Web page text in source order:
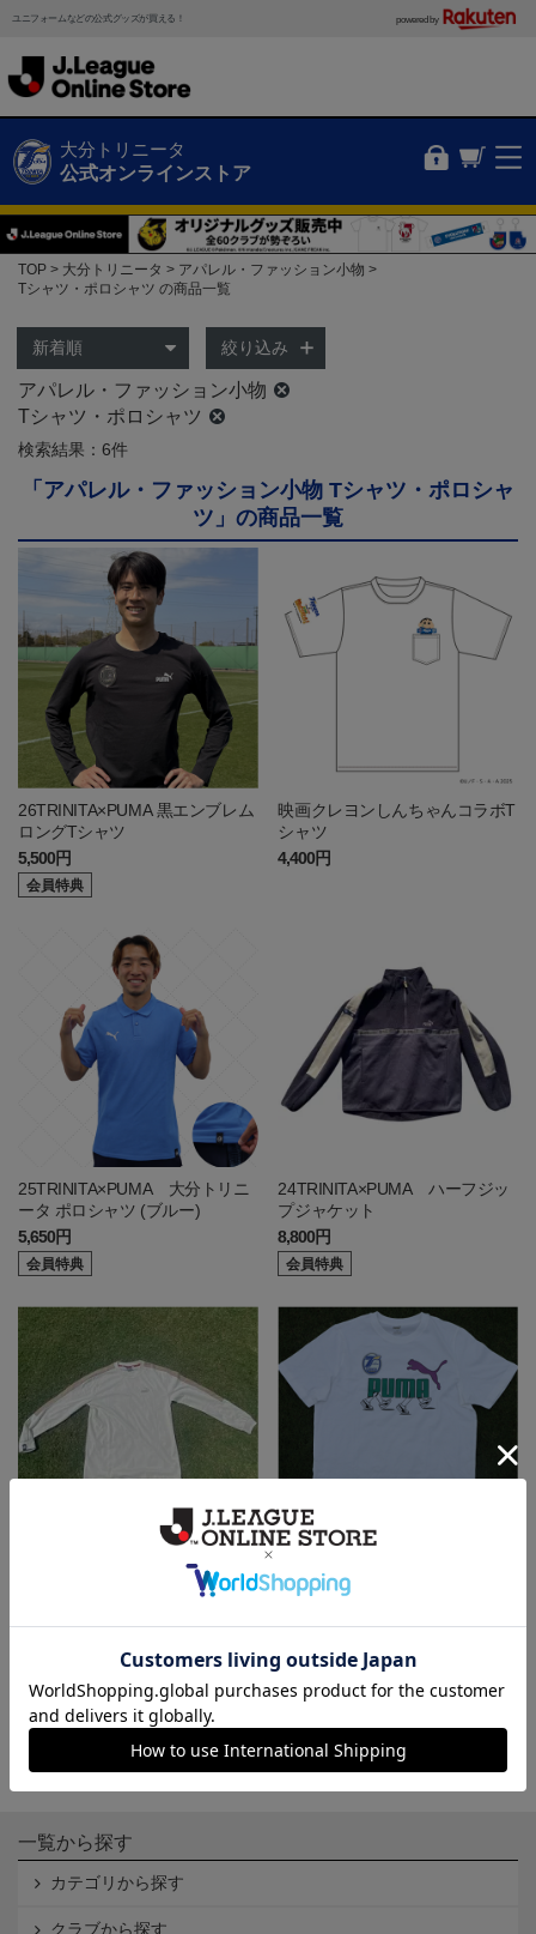
ユニフォームなどの公式グッズが買える！ powered by
大分トリニータ
公式オンラインストア
TOP 大分トリニータ
アパレル・ファッション小物
Tシャツ・ポロシャツ の商品一覧
絞り込み
アパレル・ファッション小物
Tシャツ・ポロシャツ
検索結果：6件
「アパレル・ファッション小物 Tシャツ・ポロシャ
ツ」の商品一覧
26TRINITA×PUMA 黒エンブレム
ロングTシャツ
5,500円
会員特典
映画クレヨンしんちゃんコラボT
シャツ
4,400円
25TRINITA×PUMA 大分トリニ
ータ ポロシャツ (ブルー)
5,650円
会員特典
24TRINITA×PUMA ハーフジッ
プジャケット
8,800円
会員特典
24TRINITA×PUMA コアヘリテ
Tシャツ
一覧から探す
カテゴリから探す
クラブから探す